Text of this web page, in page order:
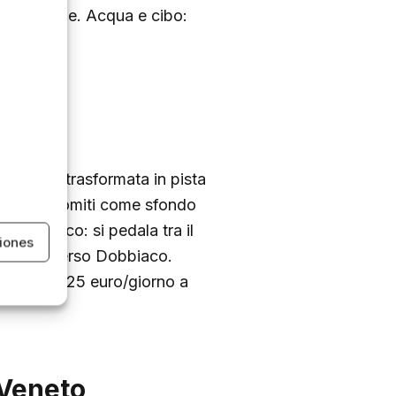
o Firenze. Acqua e cibo:
trasformata in pista
le Dolomiti come sfondo
si pedala tra il
verso Dobbiaco.
25 euro/giorno a